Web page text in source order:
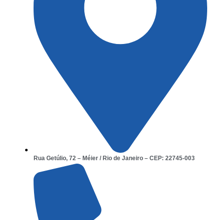
Rua Getúlio, 72 – Méier / Rio de Janeiro – CEP: 22745-003